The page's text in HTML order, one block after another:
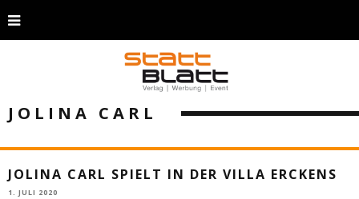
JOLINA CARL
JOLINA CARL SPIELT IN DER VILLA ERCKENS
1. JULI 2020